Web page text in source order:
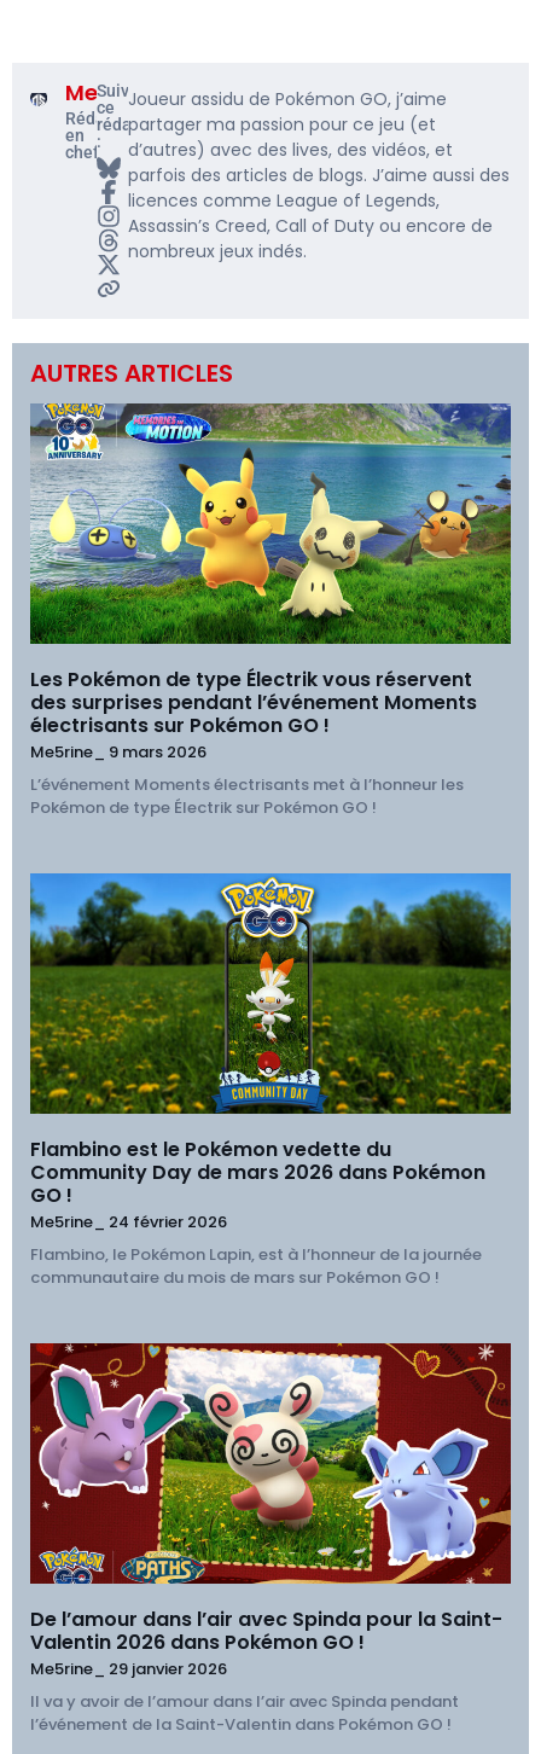
Me5rine_
Rédacteur
en
chef
Suivre
ce
rédacteur
:
Joueur assidu de Pokémon GO, j’aime
partager ma passion pour ce jeu (et
d’autres) avec des lives, des vidéos, et
parfois des articles de blogs. J’aime aussi des
licences comme League of Legends,
Assassin’s Creed, Call of Duty ou encore de
nombreux jeux indés.
AUTRES ARTICLES
Les Pokémon de type Électrik vous réservent
des surprises pendant l’événement Moments
électrisants sur Pokémon GO !
Me5rine_ 9 mars 2026
L’événement Moments électrisants met à l’honneur les
Pokémon de type Électrik sur Pokémon GO !
Flambino est le Pokémon vedette du
Community Day de mars 2026 dans Pokémon
GO !
Me5rine_ 24 février 2026
Flambino, le Pokémon Lapin, est à l’honneur de la journée
communautaire du mois de mars sur Pokémon GO !
De l’amour dans l’air avec Spinda pour la Saint-
Valentin 2026 dans Pokémon GO !
Me5rine_ 29 janvier 2026
Il va y avoir de l’amour dans l’air avec Spinda pendant
l’événement de la Saint-Valentin dans Pokémon GO !